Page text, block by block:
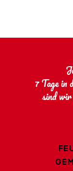
7 Tage in
sind